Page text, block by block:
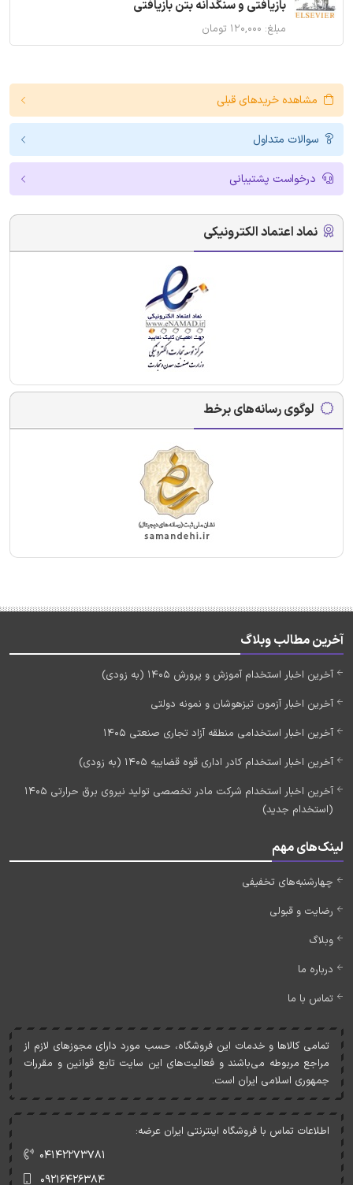
بازیافتی و سنگدانه بتن بازیافتی
مبلغ: ۱۲۰,۰۰۰ تومان
مشاهده خریدهای قبلی
سوالات متداول
درخواست پشتیبانی
نماد اعتماد الکترونیکی
لوگوی رسانه‌های برخط
آخرین مطالب وبلاگ
آخرین اخبار استخدام آموزش و پرورش 1405 (به زودی)
آخرین اخبار آزمون تیزهوشان و نمونه دولتی
آخرین اخبار استخدامی منطقه آزاد تجاری صنعتی 1405
آخرین اخبار استخدام کادر اداری قوه قضاییه 1405 (به زودی)
آخرین اخبار استخدام شرکت مادر تخصصی تولید نیروی برق حرارتی 1405
(استخدام جدید)
لینک‌های مهم
چهارشنبه‌های تخفیفی
رضایت و قبولی
وبلاگ
درباره ما
تماس با ما
تمامی کالاها و خدمات اين فروشگاه، حسب مورد دارای مجوزهای لازم از
مراجع مربوطه می‌باشند و فعاليت‌های اين سايت تابع قوانين و مقررات
جمهوری اسلامی ايران است.
اطلاعات تماس با فروشگاه اینترنتی ایران عرضه:
۰۴۱۴۲۲۷۳۷۸۱
۰۹۲۱۶۴۲۶۳۸۴